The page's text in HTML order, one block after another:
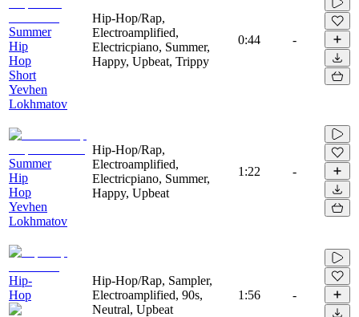
Summer
Hip
Hop
Short
Yevhen
Lokhmatov
Hip-Hop/Rap,
Electroamplified,
Electricpiano, Summer,
Happy, Upbeat, Trippy
0:44 -
Summer
Hip
Hop
Yevhen
Lokhmatov
Hip-Hop/Rap,
Electroamplified,
Electricpiano, Summer,
Happy, Upbeat
1:22 -
Hip-
Hop
Hip-Hop/Rap, Sampler,
Electroamplified, 90s,
Neutral, Upbeat
1:56 -